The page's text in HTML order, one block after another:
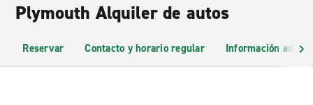
Plymouth Alquiler de autos
Reservar Contacto y horario regular Información